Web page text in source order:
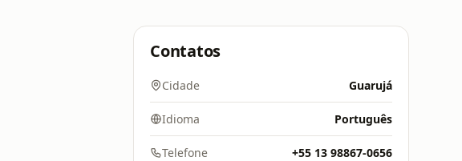
Contatos
Cidade Guarujá
Idioma Português
Telefone +55 13 98867-0656